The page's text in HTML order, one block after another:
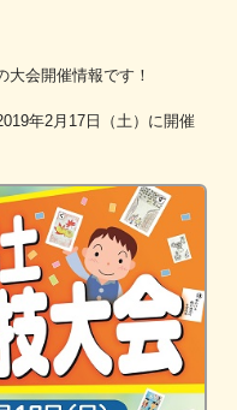
会開催情報です！
年2月17日（土）に開催